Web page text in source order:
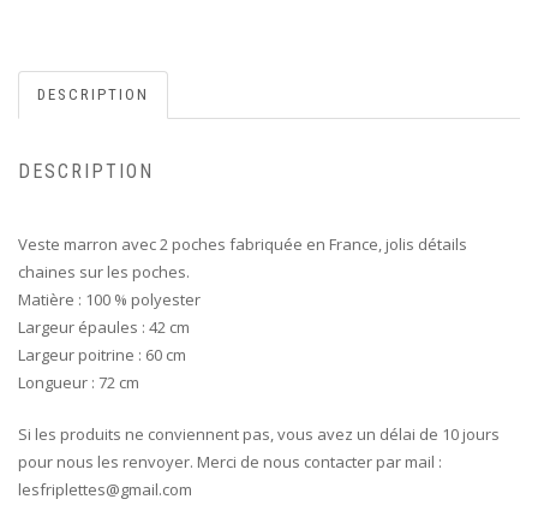
DESCRIPTION
DESCRIPTION
Veste marron avec 2 poches fabriquée en France, jolis détails
chaines sur les poches.
Matière : 100 % polyester
Largeur épaules : 42 cm
Largeur poitrine : 60 cm
Longueur : 72 cm
Si les produits ne conviennent pas, vous avez un délai de 10 jours
pour nous les renvoyer. Merci de nous contacter par mail :
lesfriplettes@gmail.com